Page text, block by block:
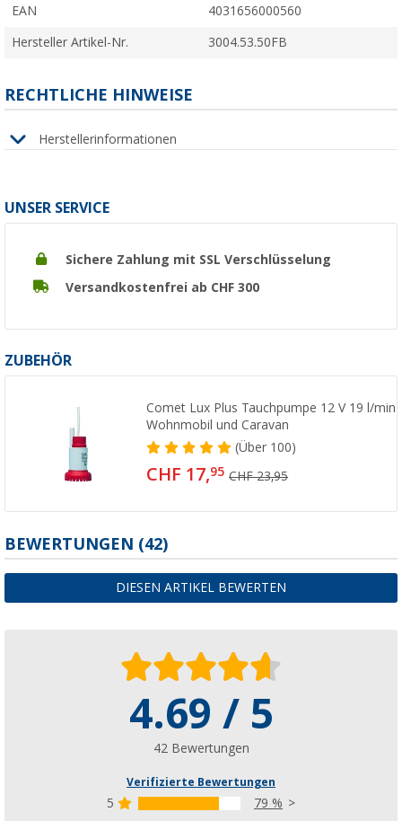
EAN 4031656000560
Hersteller Artikel-Nr. 3004.53.50FB
RECHTLICHE HINWEISE
Herstellerinformationen
UNSER SERVICE
Sichere Zahlung mit SSL Verschlüsselung
Versandkostenfrei ab CHF 300
ZUBEHÖR
Comet Lux Plus Tauchpumpe 12 V 19 l/min
Wohnmobil und Caravan
(Über100)
CHF 17,95 CHF 23,95
BEWERTUNGEN (42)
DIESEN ARTIKEL BEWERTEN
4.69 / 5
42 Bewertungen
Verifizierte Bewertungen
5
79 %